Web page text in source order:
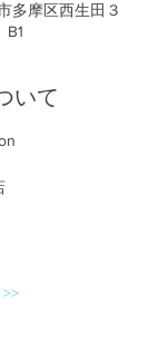
多摩区西生田３
B1
いて